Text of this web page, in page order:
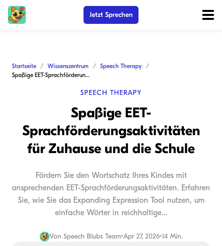
Jetzt Sprechen
Startseite Wissenszentrum
Speech Therapy
Spaßige EET-Sprachförderungsaktivitäten für Zuhause und die Schule
SPEECH THERAPY
Spaßige EET-
Sprachförderungsaktivitäten
für Zuhause und die Schule
Fördern Sie den Wortschatz Ihres Kindes mit
ansprechenden EET-Sprachförderungsaktivitäten. Erfahren
Sie, wie Sie das Expanding Expression Tool nutzen, um
einfache Wörter in reichhaltige...
Von Speech Blubs Team•Apr 27, 2026•14 Min.